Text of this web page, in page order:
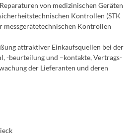
von medizinischen Geräten
Kontrollen (STK
messgerätetechnischen Kontrollen
attraktiver Einkaufsquellen bei der
-beurteilung und –kontakte, Vertrags-
der Lieferanten und deren